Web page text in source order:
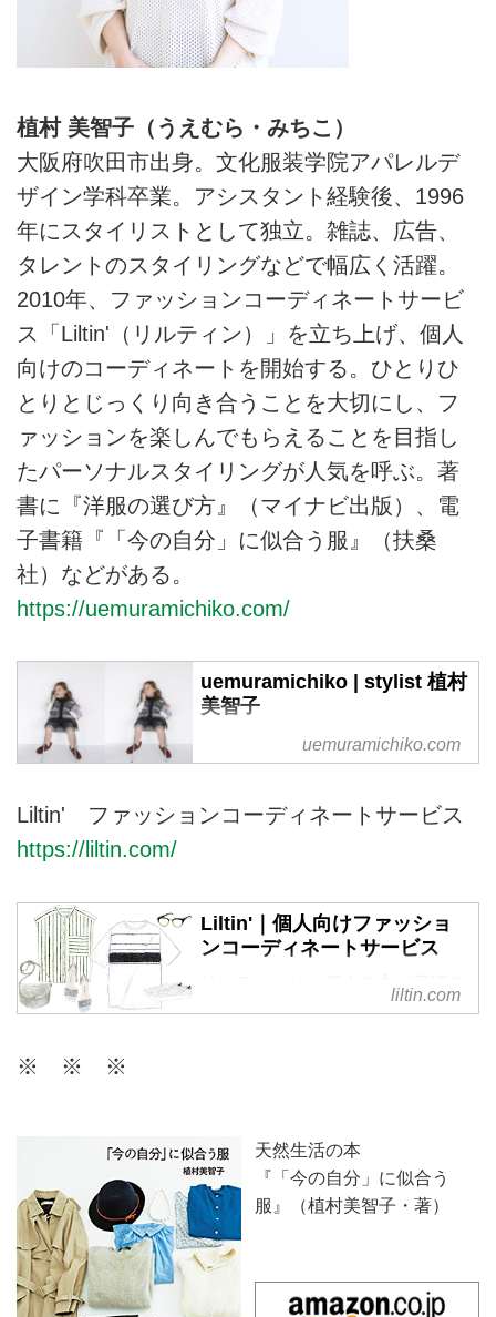
植村 美智子（うえむら・みちこ）
大阪府吹田市出身。文化服装学院アパレルデ
ザイン学科卒業。アシスタント経験後、1996
年にスタイリストとして独立。雑誌、広告、
タレントのスタイリングなどで幅広く活躍。
2010年、ファッションコーディネートサービ
ス「Liltin'（リルティン）」を立ち上げ、個人
向けのコーディネートを開始する。ひとりひ
とりとじっくり向き合うことを大切にし、フ
ァッションを楽しんでもらえることを目指し
たパーソナルスタイリングが人気を呼ぶ。著
書に『洋服の選び方』（マイナビ出版）、電
子書籍『「今の自分」に似合う服』（扶桑
社）などがある。
https://uemuramichiko.com/
uemuramichiko | stylist 植村
美智子
スタイリスト植村美智子のホーム
ページです。
uemuramichiko.com
Liltin' ファッションコーディネートサービス
https://liltin.com/
Liltin'｜個人向けファッショ
ンコーディネートサービス
liltin.com
※ ※ ※
天然生活の本
『「今の自分」に似合う
服』（植村美智子・著）